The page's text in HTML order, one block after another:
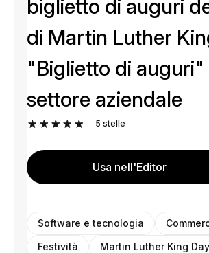
biglietto di auguri
di Martin Luther
"Biglietto di auguri"
settore aziendale
5 stelle
Usa nell'Editor
Software e tecnologia
Festività
Martin Luther King Day